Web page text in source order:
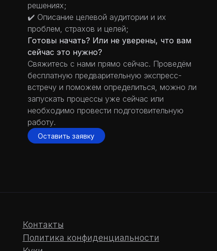
решениях;
✔️ Описание целевой аудитории и их
проблем, страхов и целей;
Готовы начать? Или не уверены, что вам
сейчас это нужно?
Свяжитесь с нами прямо сейчас. Проведём
бесплатную предварительную экспресс-
встречу и поможем определиться, можно ли
запускать процессы уже сейчас или
необходимо провести подготовительную
работу.
Оставить заявку
Есть вопросы?
Контакты
Политика конфиденциальности